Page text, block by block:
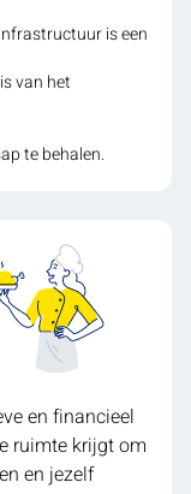
is een
van het
te behalen.
en financieel
ruimte krijgt om
en jezelf